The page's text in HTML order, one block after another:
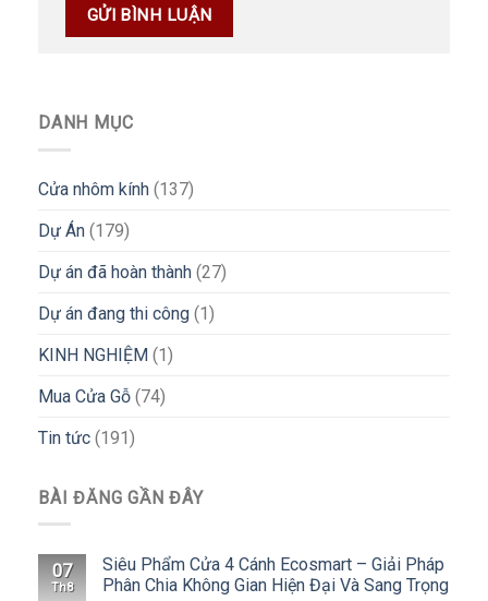
DANH MỤC
Cửa nhôm kính (137)
Dự Án (179)
Dự án đã hoàn thành (27)
Dự án đang thi công (1)
KINH NGHIỆM (1)
Mua Cửa Gỗ (74)
Tin tức (191)
BÀI ĐĂNG GẦN ĐÂY
07
Th8
Siêu Phẩm Cửa 4 Cánh Ecosmart – Giải Pháp
Phân Chia Không Gian Hiện Đại Và Sang Trọng